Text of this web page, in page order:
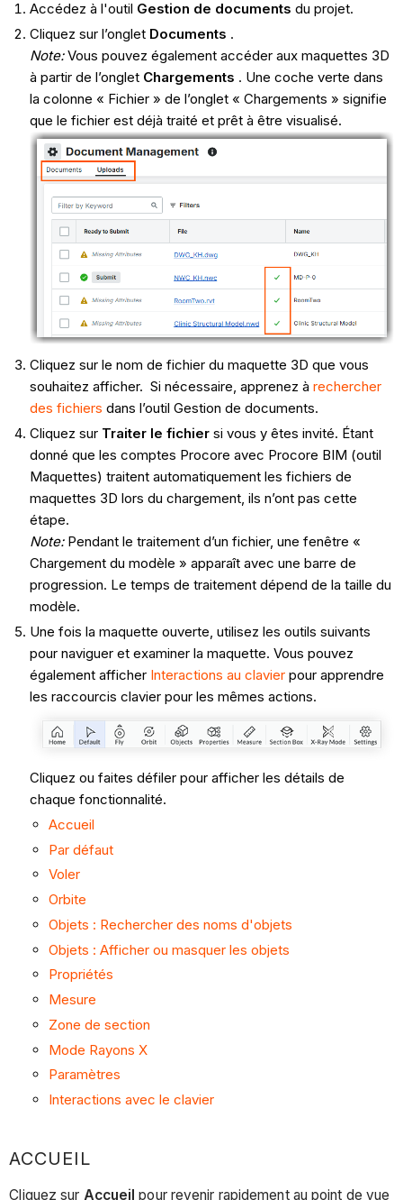
Accédez à l'outil Gestion de documents du projet.
Cliquez sur l’onglet Documents .
Note:Vous pouvez également accéder aux maquettes 3D
à partir de l’onglet Chargements . Une coche verte dans
la colonne « Fichier » de l’onglet « Chargements » signifie
que le fichier est déjà traité et prêt à être visualisé.
Cliquez sur le nom de fichier du maquette 3D que vous
souhaitez afficher. Si nécessaire, apprenez à rechercher
des fichiers dans l’outil Gestion de documents.
Cliquez sur Traiter le fichiersi vous y êtes invité. Étant
donné que les comptes Procore avec Procore BIM (outil
Maquettes) traitent automatiquement les fichiers de
maquettes 3D lors du chargement, ils n’ont pas cette
étape.
Note: Pendant le traitement d’un fichier, une fenêtre «
Chargement du modèle » apparaît avec une barre de
progression. Le temps de traitement dépend de la taille du
modèle.
Une fois la maquette ouverte, utilisez les outils suivants
pour naviguer et examiner la maquette. Vous pouvez
également afficher Interactions au clavierpour apprendre
les raccourcis clavier pour les mêmes actions.
Cliquez ou faites défiler pour afficher les détails de
chaque fonctionnalité.
Accueil
Par défaut
Voler
Orbite
Objets : Rechercher des noms d'objets
Objets : Afficher ou masquer les objets
Propriétés
Mesure
Zone de section
Mode Rayons X
Paramètres
Interactions avec le clavier
ACCUEIL
Cliquez sur Accueil pour revenir rapidement au point de vue